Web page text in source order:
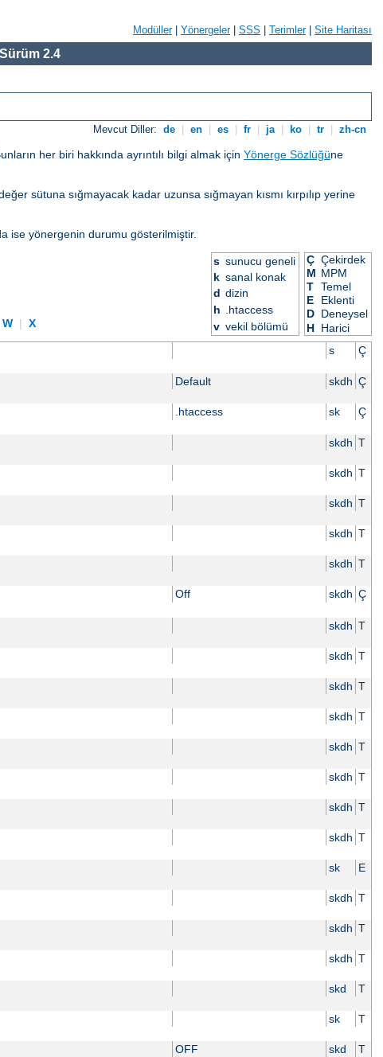
Modüller| Yönergeler| SSS Terimler| Site Haritası
2.4
Mevcut Diller: de en es fr ja ko tr zh-cn
her biri hakkında ayrıntılı bilgi almak için Yönerge Sözlüğüne
sütuna sığmayacak kadar uzunsa sığmayan kısmı kırpılıp yerine
ise yönergenin durumu gösterilmiştir.
W | X
s sunucu geneli
k sanal konak
d dizin
h .htaccess
v vekil bölümü
Ç Çekirdek
M MPM
T Temel
E
Eklenti
D Deneysel
H Harici
s Ç
Default skdh Ç
.htaccess sk Ç
skdh T
skdh T
skdh T
skdh T
skdh T
Off skdh Ç
skdh T
skdh T
skdh T
skdh T
skdh T
skdh T
skdh T
skdh T
sk E
skdh T
skdh T
skdh T
skd T
sk T
OFF skd T